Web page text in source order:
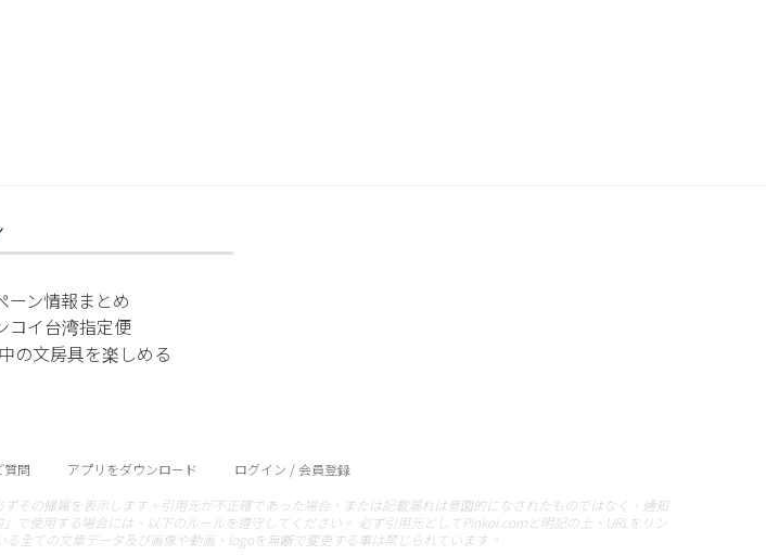
ン情報まとめ
イ台湾指定便
文房具を楽しめる
質問 アプリをダウンロード
ログイン / 会員登録
その帰属を表示します。引用元が不正確であった場合、または記載漏れは意図的になされたものではなく、通知
使用する場合には、以下のルールを遵守してください。 必ず引用元としてPinkoi.comと明記の上、URLをリン
全ての文章データ及び画像や動画、logoを無断で変更する事は禁じられています。